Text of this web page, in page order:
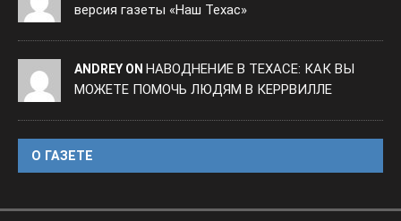
версия газеты «Наш Техас»
ANDREY ON НАВОДНЕНИЕ В ТЕХАСЕ: КАК ВЫ
МОЖЕТЕ ПОМОЧЬ ЛЮДЯМ В КЕРРВИЛЛЕ
O ГАЗЕТЕ